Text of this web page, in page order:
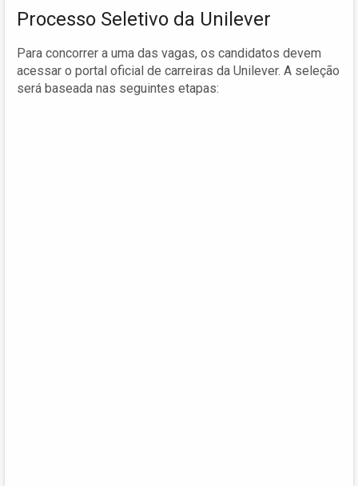
Processo Seletivo da Unilever
Para concorrer a uma das vagas, os candidatos devem
acessar o portal oficial de carreiras da Unilever. A seleção
será baseada nas seguintes etapas: